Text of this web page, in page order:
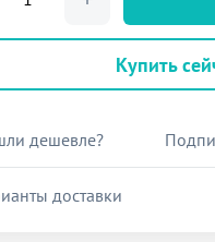
Купить
дешевле?
доставки